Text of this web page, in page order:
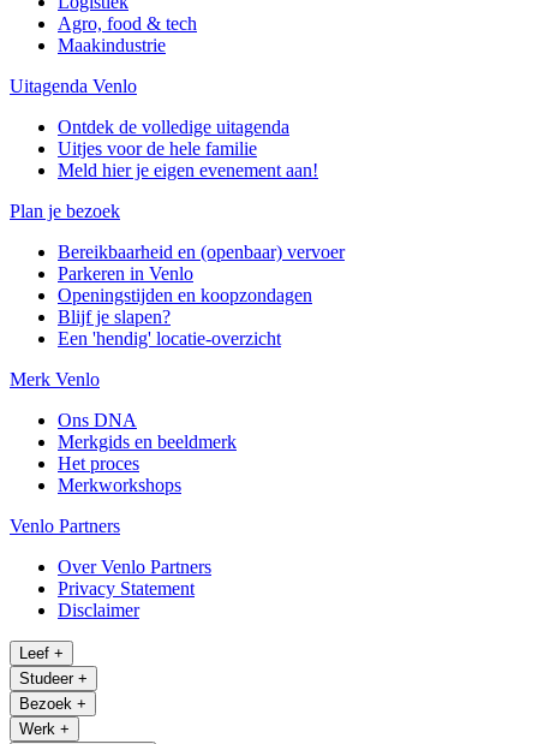
Agro, food & tech
Maakindustrie
Uitagenda Venlo
Ontdek de volledige uitagenda
Uitjes voor de hele familie
Meld hier je eigen evenement aan!
Plan je bezoek
Bereikbaarheid en (openbaar) vervoer
Parkeren in Venlo
Openingstijden en koopzondagen
Blijf je slapen?
Een 'hendig' locatie-overzicht
Merk Venlo
Ons DNA
Merkgids en beeldmerk
Het proces
Merkworkshops
Venlo Partners
Over Venlo Partners
Privacy Statement
Disclaimer
Leef +
Studeer +
Bezoek +
Werk +